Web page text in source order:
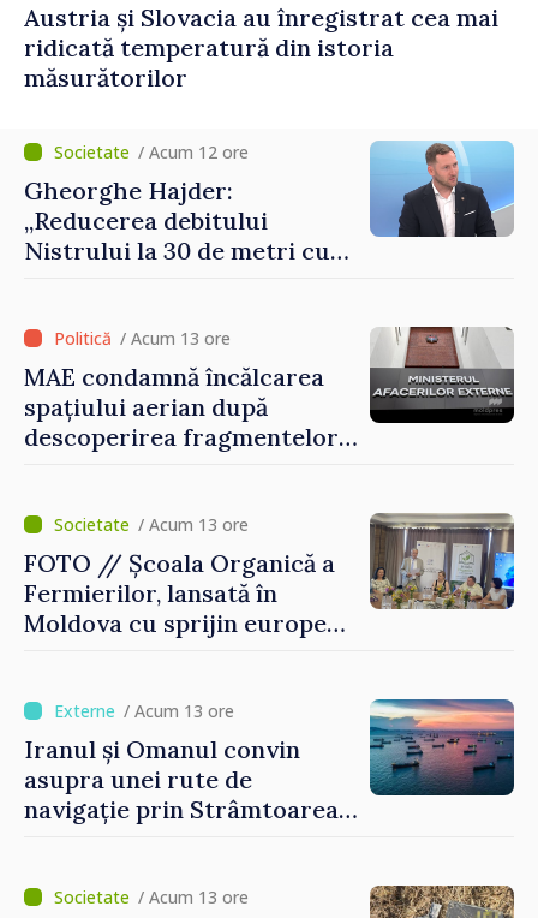
Austria și Slovacia au înregistrat cea mai
ridicată temperatură din istoria
măsurătorilor
/ Acum 12 ore
Gheorghe Hajder:
„Reducerea debitului
Nistrului la 30 de metri cubi
/ Acum 13 ore
MAE condamnă încălcarea
spațiului aerian după
descoperirea fragmentelor
/ Acum 13 ore
FOTO // Școala Organică a
Fermierilor, lansată în
Moldova cu sprijin european
/ Acum 13 ore
Iranul și Omanul convin
asupra unei rute de
navigație prin Strâmtoarea
/ Acum 13 ore